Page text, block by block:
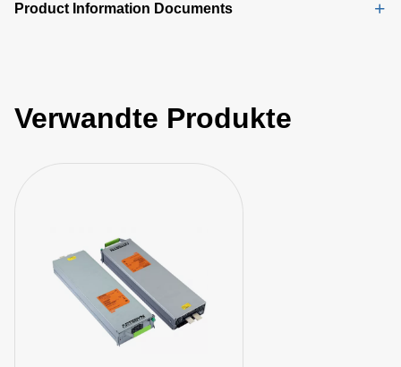
Product Information Documents
Verwandte Produkte